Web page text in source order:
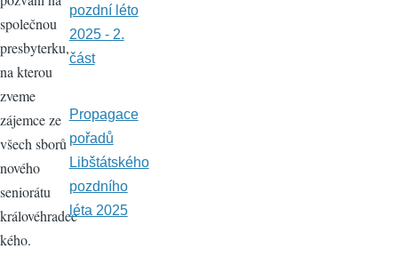
společnou
presbyterku,
na kterou
zveme
zájemce ze
všech sborů
nového
seniorátu
královéhradec
kého.
pozdní léto
2025 - 2.
část
Propagace
pořadů
Libštátského
pozdního
léta 2025